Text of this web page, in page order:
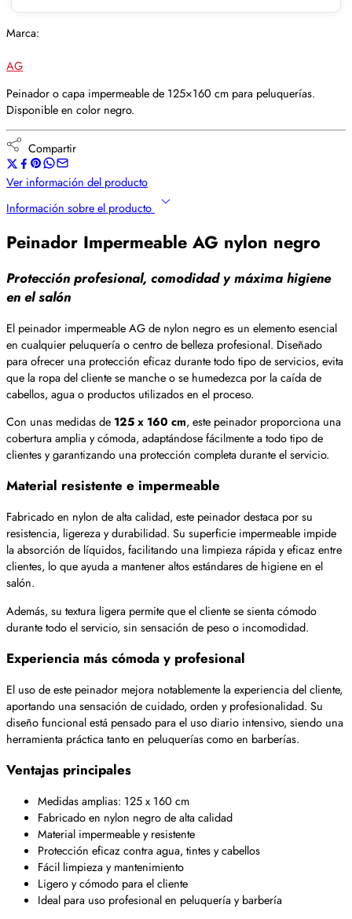
Marca:
AG
Peinador o capa impermeable de 125×160 cm para peluquerías.
Disponible en color negro.
Compartir
Ver información del producto
Información sobre el producto
Peinador Impermeable AG nylon negro
Protección profesional, comodidad y máxima higiene
en el salón
El peinador impermeable AG de nylon negro es un elemento esencial
en cualquier peluquería o centro de belleza profesional. Diseñado
para ofrecer una protección eficaz durante todo tipo de servicios, evita
que la ropa del cliente se manche o se humedezca por la caída de
cabellos, agua o productos utilizados en el proceso.
Con unas medidas de 125 x 160 cm, este peinador proporciona una
cobertura amplia y cómoda, adaptándose fácilmente a todo tipo de
clientes y garantizando una protección completa durante el servicio.
Material resistente e impermeable
Fabricado en nylon de alta calidad, este peinador destaca por su
resistencia, ligereza y durabilidad. Su superficie impermeable impide
la absorción de líquidos, facilitando una limpieza rápida y eficaz entre
clientes, lo que ayuda a mantener altos estándares de higiene en el
salón.
Además, su textura ligera permite que el cliente se sienta cómodo
durante todo el servicio, sin sensación de peso o incomodidad.
Experiencia más cómoda y profesional
El uso de este peinador mejora notablemente la experiencia del cliente,
aportando una sensación de cuidado, orden y profesionalidad. Su
diseño funcional está pensado para el uso diario intensivo, siendo una
herramienta práctica tanto en peluquerías como en barberías.
Ventajas principales
Medidas amplias: 125 x 160 cm
Fabricado en nylon negro de alta calidad
Material impermeable y resistente
Protección eficaz contra agua, tintes y cabellos
Fácil limpieza y mantenimiento
Ligero y cómodo para el cliente
Ideal para uso profesional en peluquería y barbería